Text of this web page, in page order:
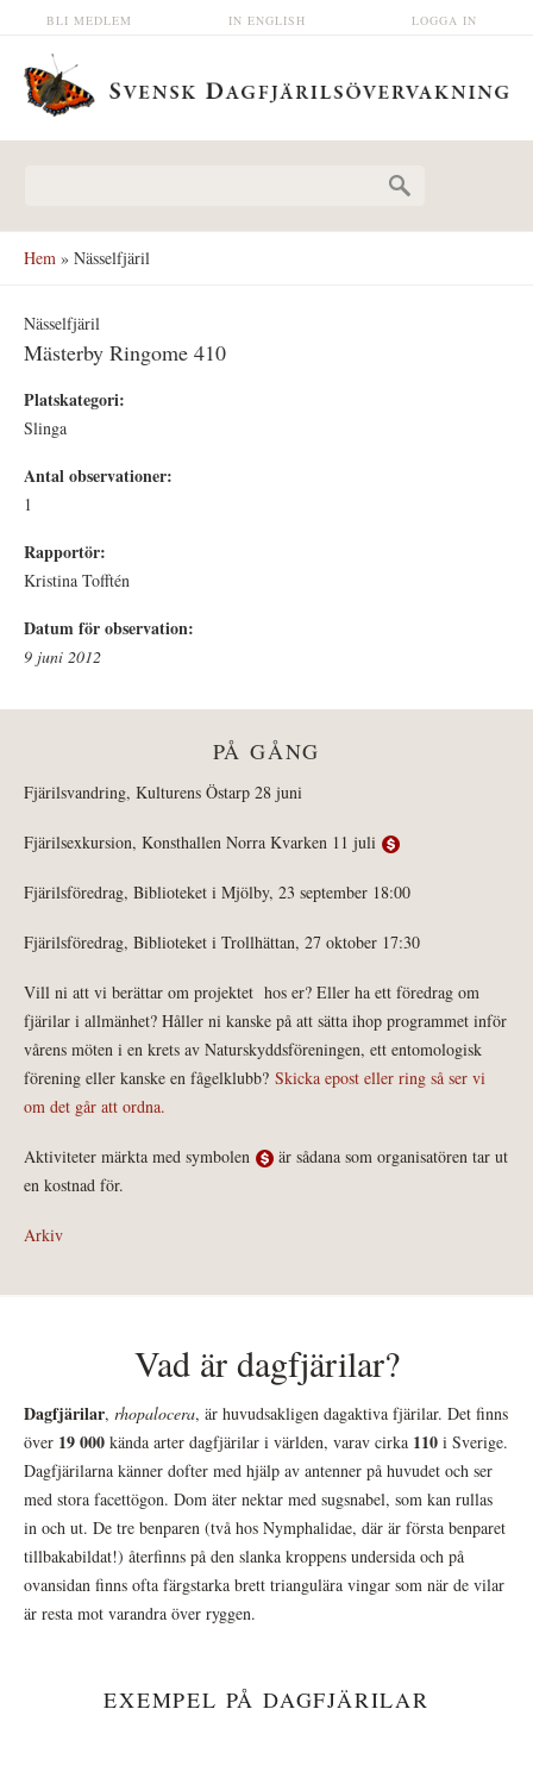
Hoppa till huvudinnehåll LOGGA IN
IN ENGLISH
BLI MEDLEM
Hem » Nässelfjäril
Nässelfjäril
Mästerby Ringome 410
Platskategori:
Slinga
Antal observationer:
1
Rapportör:
Kristina Tofftén
Datum för observation:
9 juni 2012
PÅ GÅNG
Fjärilsvandring, Kulturens Östarp 28 juni
Fjärilsexkursion, Konsthallen Norra Kvarken 11 juli
Fjärilsföredrag, Biblioteket i Mjölby, 23 september 18:00
Fjärilsföredrag, Biblioteket i Trollhättan, 27 oktober 17:30
Vill ni att vi berättar om projektet hos er? Eller ha ett föredrag om
fjärilar i allmänhet? Håller ni kanske på att sätta ihop programmet inför
vårens möten i en krets av Naturskyddsföreningen, ett entomologisk
förening eller kanske en fågelklubb? Skicka epost eller ring så ser vi
om det går att ordna.
Aktiviteter märkta med symbolen
är sådana som organisatören tar ut
en kostnad för.
Arkiv
Vad är dagfjärilar?
Dagfjärilar, rhopalocera, är huvudsakligen dagaktiva fjärilar. Det finns
över 19 000 kända arter dagfjärilar i världen, varav cirka 110 i Sverige.
Dagfjärilarna känner dofter med hjälp av antenner på huvudet och ser
med stora facettögon. Dom äter nektar med sugsnabel, som kan rullas
in och ut. De tre benparen (två hos Nymphalidae, där är första benparet
tillbakabildat!) återfinns på den slanka kroppens undersida och på
ovansidan finns ofta färgstarka brett triangulära vingar som när de vilar
är resta mot varandra över ryggen.
EXEMPEL PÅ DAGFJÄRILAR